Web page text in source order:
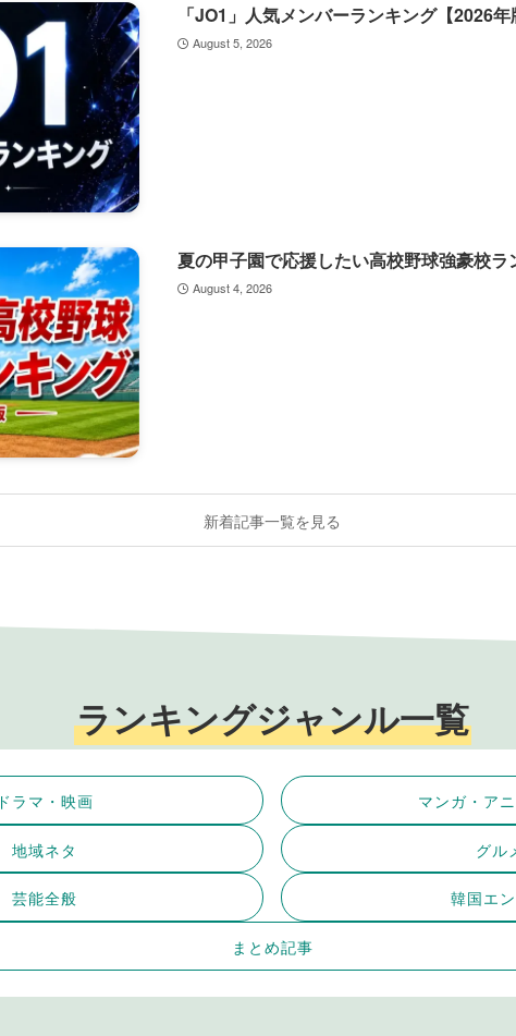
「JO1」人気メンバーランキング【2026年
August 5, 2026
夏の甲子園で応援したい高校野球強豪校ラ
August 4, 2026
新着記事一覧を見る
ランキングジャンル一覧
ドラマ・映画 マンガ・ア
地域ネタ グル
芸能全般 韓国エ
まとめ記事